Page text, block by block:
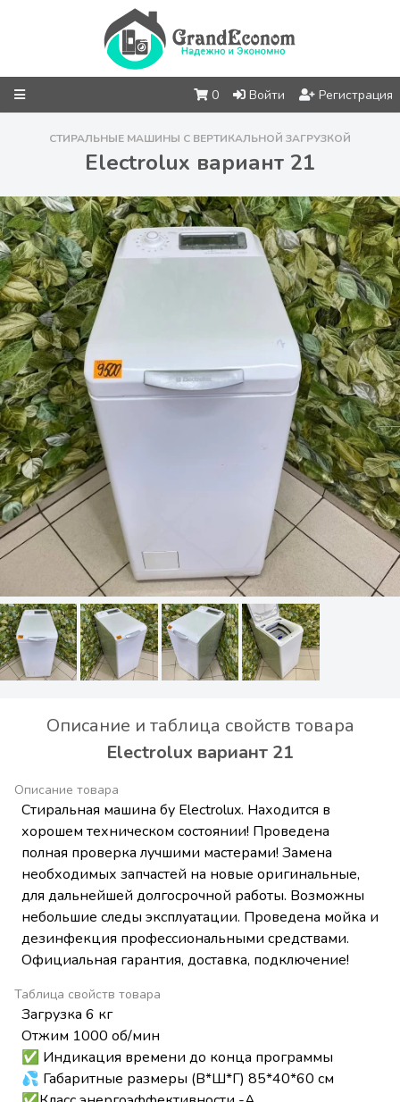
0 Войти Регистрация
СТИРАЛЬНЫЕ МАШИНЫ С ВЕРТИКАЛЬНОЙ ЗАГРУЗКОЙ
Electrolux вариант 21
Описание и таблица свойств товара
Electrolux вариант 21
Описание товара
Стиральная машина бу Electrolux. Находится в
хорошем техническом состоянии! Проведена
полная проверка лучшими мастерами! Замена
необходимых запчастей на новые оригинальные,
для дальнейшей долгосрочной работы. Возможны
небольшие следы эксплуатации. Проведена мойка и
дезинфекция профессиональными средствами.
Официальная гарантия, доставка, подключение!
Таблица свойств товара
Загрузка 6 кг
Отжим 1000 об/мин
✅ Индикация времени до конца программы
💦 Габаритные размеры (В*Ш*Г) 85*40*60 см